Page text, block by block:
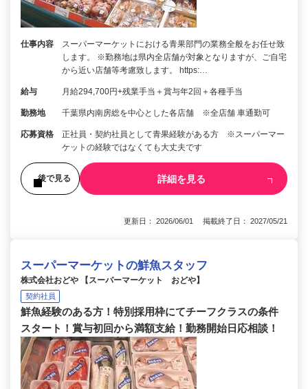
仕事内容
スーパーマーケットにおける青果部門の業務全般をお任せ致
します。 ※勤務地は県内全店舗が対象となりますが、ご自宅
から近い店舗等考慮致します。 https:…
給与 月給294,700円+残業手当＋賞与年2回＋各種手当
勤務地 千葉県内南房総を中心とした各店舗 ※全店舗 車通勤可
応募資格
正社員・契約社員として青果経験がある方 ※スーパーマー
ケットの経験ではなくても大丈夫です
後で見る 詳細を見る
更新日： 2026/06/01 掲載終了日： 2027/05/21
スーパーマーケットの鮮魚スタッフ
株式会社おどや 【スーパーマーケット おどや】
契約社員
鮮魚経験のある方！特別採用枠にてチーフクラスの条件
スタート！賞与初回から満額支給！勤務開始日応相談！